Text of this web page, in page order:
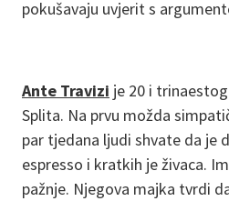
pokušavaju uvjerit s
Ante Travizi je 20 i
Splita. Na prvu možda
par tjedana ljudi shvate da je
espresso i kratkih je živaca.
pažnje. Njegova majka tvrdi